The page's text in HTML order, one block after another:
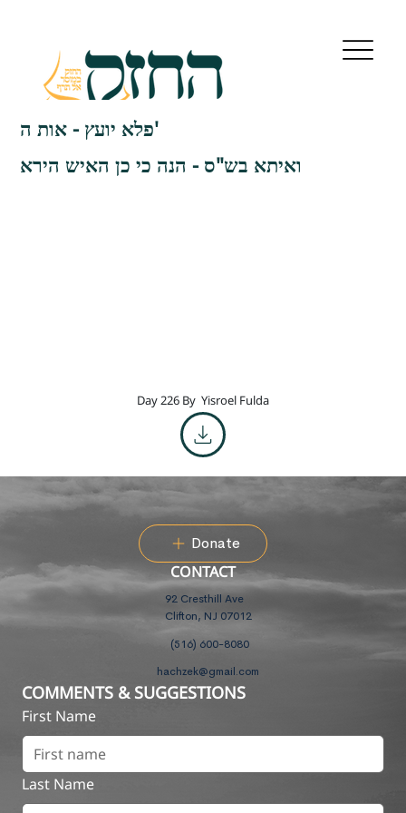
פלא יועץ - אות ה'
ואיתא בש"ס - הנה כי כן האיש הירא
Day 226 By Yisroel Fulda
Donate
CONTACT
92 Cresthill Ave
Clifton, NJ 07012
(516) 600-8080
hachzek@gmail.com
COMMENTS & SUGGESTIONS
First Name
Last Name